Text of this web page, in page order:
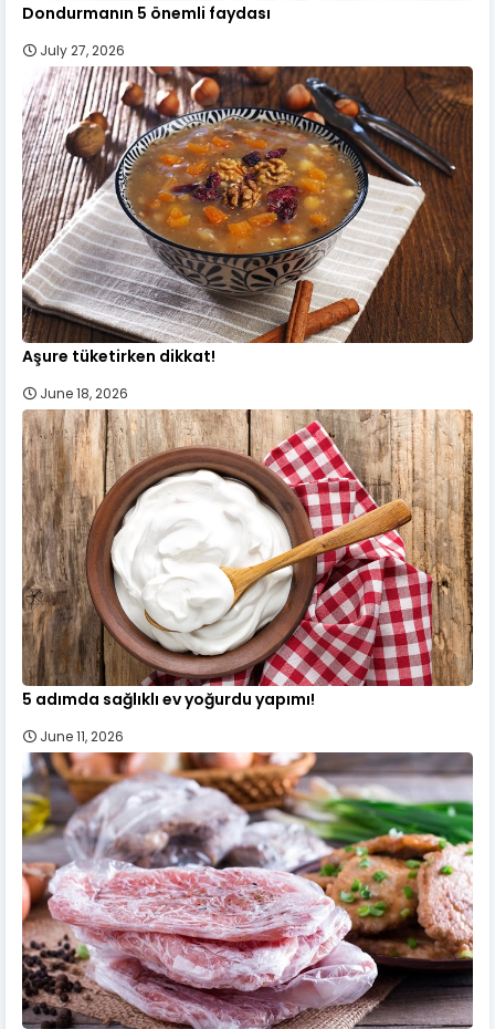
Dondurmanın 5 önemli faydası
July 27, 2026
Aşure tüketirken dikkat!
June 18, 2026
5 adımda sağlıklı ev yoğurdu yapımı!
June 11, 2026